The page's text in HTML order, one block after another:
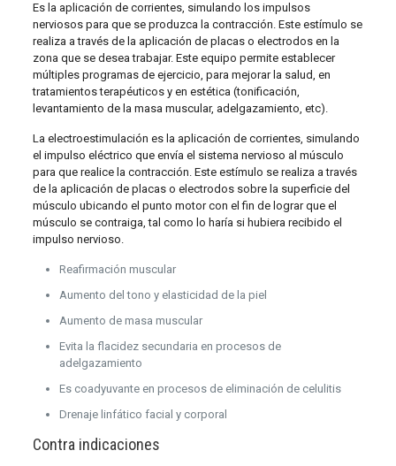
Es la aplicación de corrientes, simulando los impulsos
nerviosos para que se produzca la contracción. Este estímulo se
realiza a través de la aplicación de placas o electrodos en la
zona que se desea trabajar. Este equipo permite establecer
múltiples programas de ejercicio, para mejorar la salud, en
tratamientos terapéuticos y en estética (tonificación,
levantamiento de la masa muscular, adelgazamiento, etc).
La electroestimulación es la aplicación de corrientes, simulando
el impulso eléctrico que envía el sistema nervioso al músculo
para que realice la contracción. Este estímulo se realiza a través
de la aplicación de placas o electrodos sobre la superficie del
músculo ubicando el punto motor con el fin de lograr que el
músculo se contraiga, tal como lo haría si hubiera recibido el
impulso nervioso.
Reafirmación muscular
Aumento del tono y elasticidad de la piel
Aumento de masa muscular
Evita la flacidez secundaria en procesos de
adelgazamiento
Es coadyuvante en procesos de eliminación de celulitis
Drenaje linfático facial y corporal
Contra indicaciones